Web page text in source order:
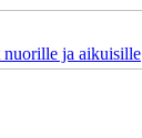
nuorille ja aikuisille